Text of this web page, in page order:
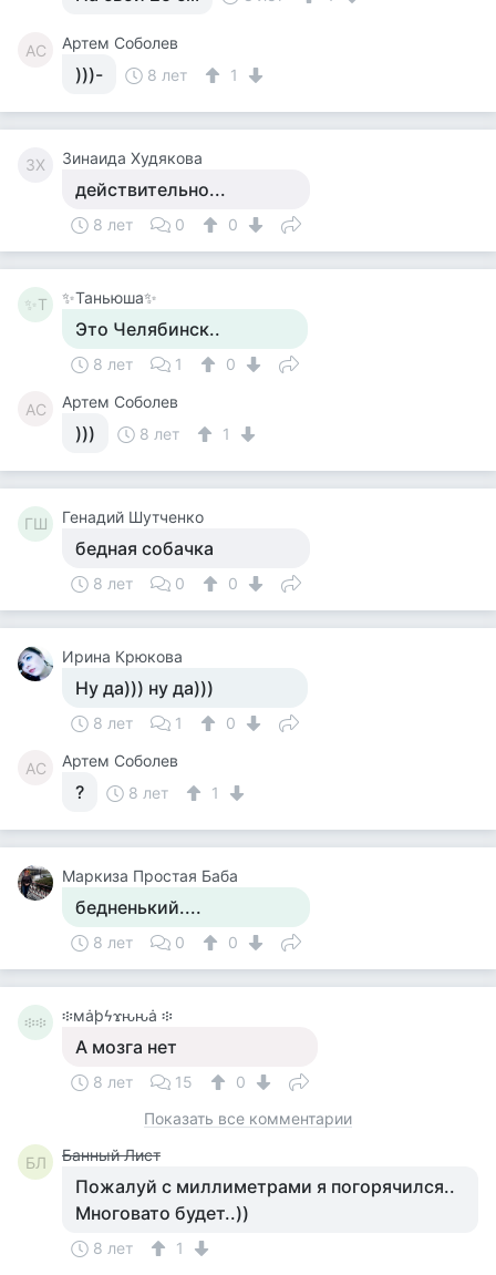
АС Артем Соболев
)))- 8 лет 1
ЗХ Зинаида Худякова
действительно...
8 лет 0 0
✨Т ✨Таньюша✨
Это Челябинск..
8 лет 1 0
АС Артем Соболев
))) 8 лет 1
ГШ Генадий Шутченко
бедная собачка
8 лет 0 0
Ирина Крюкова
Ну да))) ну да)))
8 лет 1 0
АС Артем Соболев
? 8 лет 1
Маркиза Простая Баба
бедненький....
8 лет 0 0
፨፨ ፨мȧϸϟϫԋԋȧ ፨
А мозга нет
8 лет 15
0
Показать все комментарии
БЛ Банный Лист
Пожалуй с миллиметрами я погорячился..
Многовато будет..))
8 лет 1